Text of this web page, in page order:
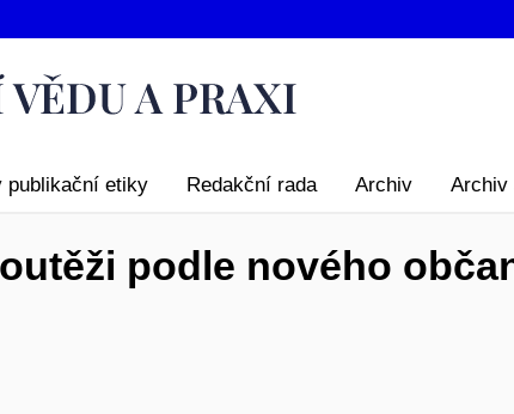
publikační etiky Redakční rada Archiv Archiv
podle nového